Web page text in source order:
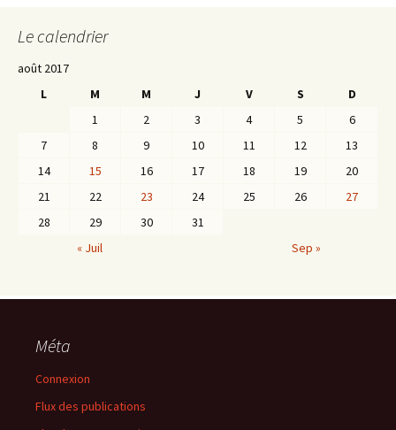
Le calendrier
août 2017
L
M M J V S
D
1
2 3 4 5
6
7
8 9 10 11 12
13
14
15 16 17 18 19
20
21
22 23 24 25 26
27
28
29 30
31
« Juil
Sep »
Méta
Connexion
Flux des publications